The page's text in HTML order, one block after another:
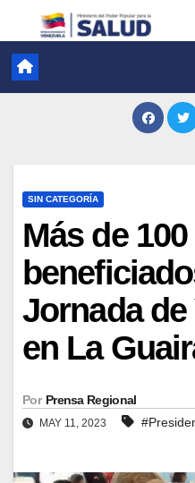
SIN CATEGORÍA
Más de
Jornada
en La
Por Prensa Regional
MAY 11, 2023